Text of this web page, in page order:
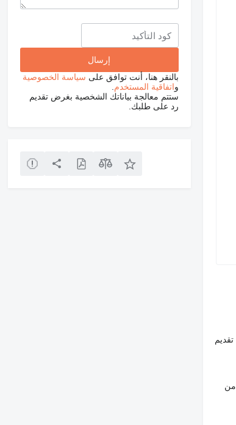
من
بالنقر هنا، أنت توافق على سياسة الخصوصية
واتفاقية المستخدم
ستتم معالجة بياناتك الشخصية بغرض تقديم
رد على طلبك.